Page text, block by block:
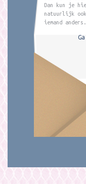
Dan kun je
natuurlijk ook
iemand anders.